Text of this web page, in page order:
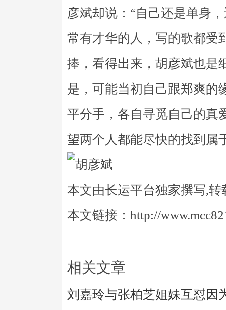
彦斌却说：“自己还是单身
常有才华的人，写的歌都受
捧，看得出来，胡彦斌也是
是，可能当初自己跟郑爽的
平分手，各自寻觅自己的真
望两个人都能尽快的找到属
本文由长运平台独家撰写,转
本文链接：http://
相关文章
刘嘉玲与张柏芝姐妹互怼因